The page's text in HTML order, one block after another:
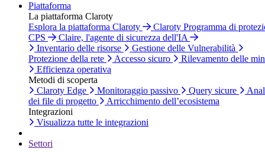
Piattaforma
La piattaforma Claroty
Esplora la piattaforma Claroty
Claroty Programma di
CPS
Claire, l'agente di sicurezza dell'IA
Inventario delle risorse
Gestione delle Vulnerabilità
Protezione della rete
Accesso sicuro
Rilevamento delle
Efficienza operativa
Metodi di scoperta
Claroty Edge
Monitoraggio passivo Query sicure
dei file di progetto
Arricchimento dell’ecosistema
Integrazioni
Visualizza tutte le integrazioni
Settori